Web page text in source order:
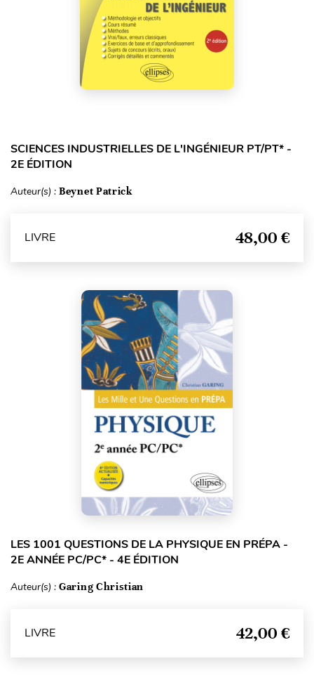
SCIENCES INDUSTRIELLES DE L'INGÉNIEUR PT/PT* -
2E ÉDITION
Auteur(s) : Beynet Patrick
LIVRE 48,00 €
LES 1001 QUESTIONS DE LA PHYSIQUE EN PRÉPA -
2E ANNÉE PC/PC* - 4E ÉDITION
Auteur(s) : Garing Christian
LIVRE 42,00 €